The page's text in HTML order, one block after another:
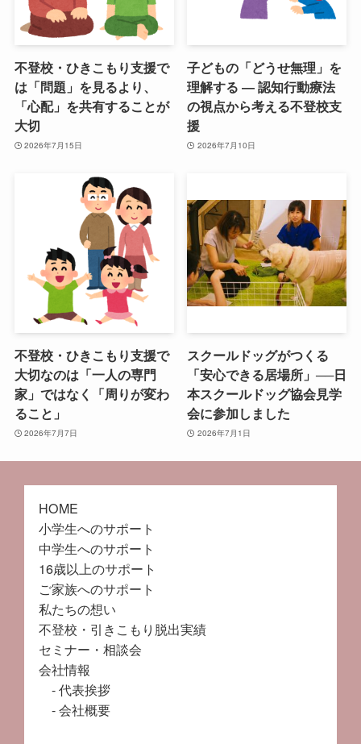
不登校・ひきこもり支援で
は「問題」を見るより、
「心配」を共有することが
大切
2026年7月15日
子どもの「どうせ無理」を
理解する ― 認知行動療法
の視点から考える不登校支
援
2026年7月10日
不登校・ひきこもり支援で
大切なのは「一人の専門
家」ではなく「周りが変わ
ること」
2026年7月7日
スクールドッグがつくる
「安心できる居場所」──日
本スクールドッグ協会見学
会に参加しました
2026年7月1日
HOME
小学生へのサポート
中学生へのサポート
16歳以上のサポート
ご家族へのサポート
私たちの想い
不登校・引きこもり脱出実績
セミナー・相談会
会社情報
代表挨拶
会社概要